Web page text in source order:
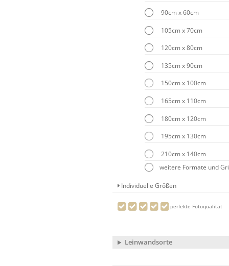
90cm x 60cm
105cm x 70cm
120cm x 80cm
135cm x 90cm
150cm x 100cm
165cm x 110cm
180cm x 120cm
195cm x 130cm
210cm x 140cm
weitere Formate und
Individuelle Größen
perfekte Fotoqualität
Leinwandsorte